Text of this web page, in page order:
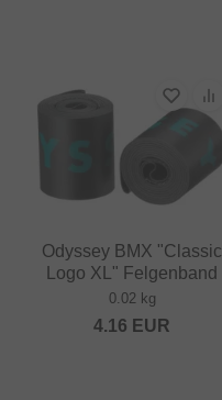
Odyssey BMX "Classic
Logo XL" Felgenband
0.02 kg
4.16 EUR